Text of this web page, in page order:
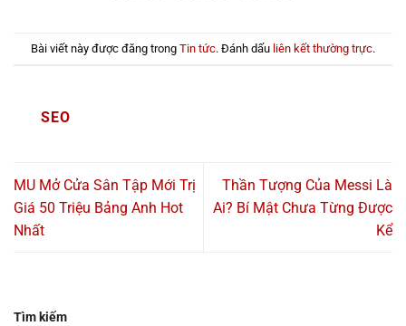
Bài viết này được đăng trong Tin tức. Đánh dấu liên kết thường trực.
SEO
MU Mở Cửa Sân Tập Mới Trị
Giá 50 Triệu Bảng Anh Hot
Nhất
Thần Tượng Của Messi Là
Ai? Bí Mật Chưa Từng Được
Kể
Tìm kiếm